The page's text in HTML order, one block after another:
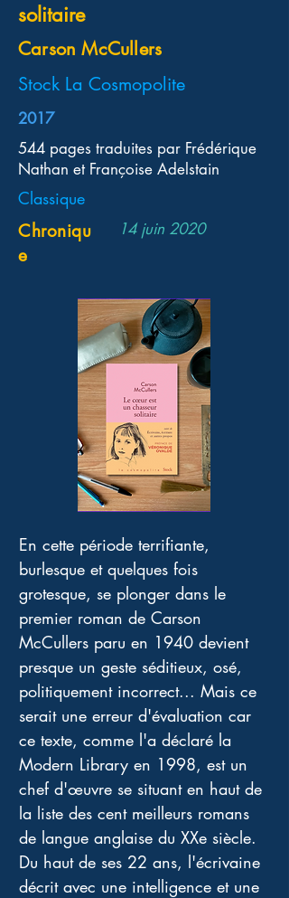
solitaire
Carson McCullers
Stock La Cosmopolite
2017
544 pages traduites par Frédérique
Nathan et Françoise Adelstain
Classique
Chroniqu
e
14 juin 2020
En cette période terrifiante,
burlesque et quelques fois
grotesque, se plonger dans le
premier roman de Carson
McCullers paru en 1940 devient
presque un geste séditieux, osé,
politiquement incorrect... Mais ce
serait une erreur d'évaluation car
ce texte, comme l'a déclaré la
Modern Library en 1998, est un
chef d'œuvre se situant en haut de
la liste des cent meilleurs romans
de langue anglaise du XXe siècle.
Du haut de ses 22 ans, l'écrivaine
décrit avec une intelligence et une